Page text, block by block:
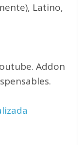
Latino,
Addon